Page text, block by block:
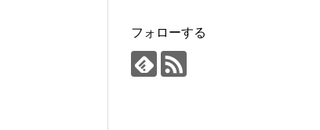
フォローする